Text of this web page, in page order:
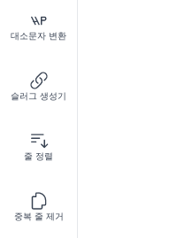
대소문자 변환
슬러그 생성기
줄 정렬
중복 줄 제거